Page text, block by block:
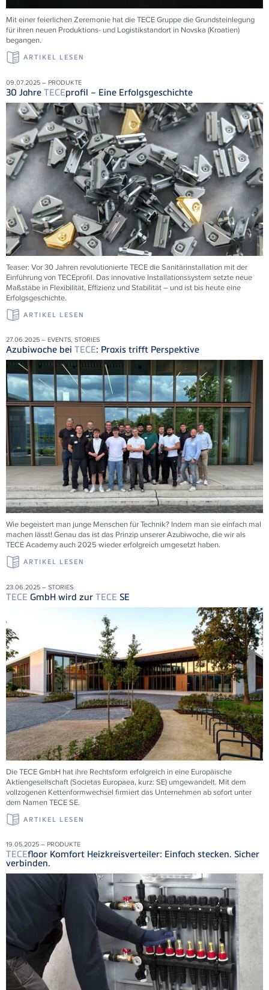
Mit einer feierlichen Zeremonie hat dieTECEGruppe die Grundsteinlegung
für ihren neuen Produktions- und Logistikstandort in Novska (Kroatien)
begangen.
ARTIKEL LESEN
09.07.2025 – PRODUKTE
30 Jahre TECEprofil – Eine Erfolgsgeschichte
Teaser: Vor 30 Jahren revolutionierteTECEdie Sanitärinstallation mit der
Einführung vonTECEprofil. Das innovative Installationssystem setzte neue
Maßstäbe in Flexibilität, Effizienz und Stabilität – und ist bis heute eine
Erfolgsgeschichte.
ARTIKEL LESEN
27.06.2025 – EVENTS, STORIES
Azubiwoche bei TECE: Praxis trifft Perspektive
Wie begeistert man junge Menschen für Technik? Indem man sie einfach mal
machen lässt! Genau das ist das Prinzip unserer Azubiwoche, die wir als
TECEAcademy auch 2025 wieder erfolgreich umgesetzt haben.
ARTIKEL LESEN
23.06.2025 – STORIES
TECE GmbH wird zur TECE SE
DieTECEGmbH hat ihre Rechtsform erfolgreich in eine Europäische
Aktiengesellschaft (Societas Europaea, kurz: SE) umgewandelt. Mit dem
vollzogenen Kettenformwechsel firmiert das Unternehmen ab sofort unter
dem NamenTECESE.
ARTIKEL LESEN
19.05.2025 – PRODUKTE
TECEfloor Komfort Heizkreisverteiler: Einfach stecken. Sicher
verbinden.